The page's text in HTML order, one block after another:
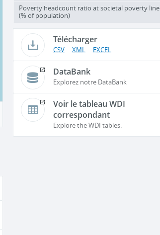
Poverty headcount ratio at societal poverty line
(% of population)
Télécharger
CSV XML EXCEL
DataBank
Explorez notre DataBank
Voir le tableau WDI
correspondant
Explore the WDI tables.